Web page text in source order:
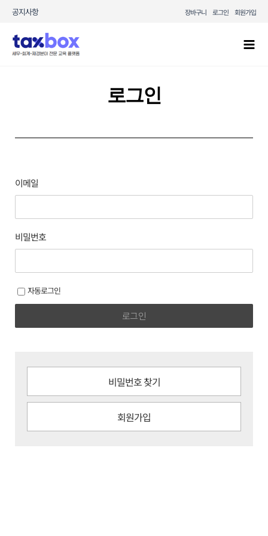
콘텐츠로
공지사항 장바구니 로그인 회원가입
로그인
이메일
비밀번호
자동로그인
로그인
비밀번호 찾기
회원가입